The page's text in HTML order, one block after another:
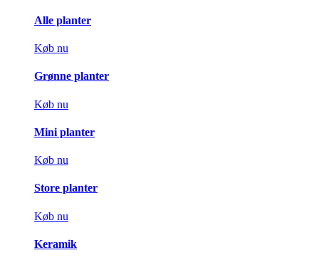
Alle planter
Køb nu
Grønne planter
Køb nu
Mini planter
Køb nu
Store planter
Køb nu
Keramik